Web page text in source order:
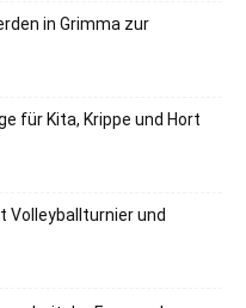
in Grimma zur
für Kita, Krippe und Hort
und